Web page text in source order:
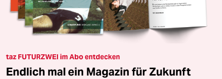
taz FUTURZWEI im Abo entdecken
Endlich mal ein Magazin für Zukunft